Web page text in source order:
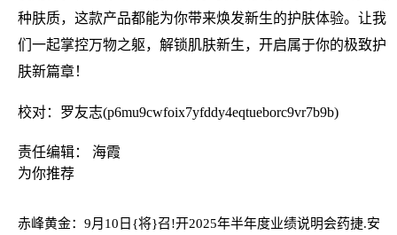
种肤质，这款产品都能为你带来焕发新生的护肤体验。让我
们一起掌控万物之躯，解锁肌肤新生，开启属于你的极致护
肤新篇章！
校对：罗友志(p6mu9cwfoix7yfddy4eqtueborc9vr7b9b)
责任编辑： 海霞
为你推荐
赤峰黄金：9月10日{将}召!开2025年半年度业绩说明会药捷.安